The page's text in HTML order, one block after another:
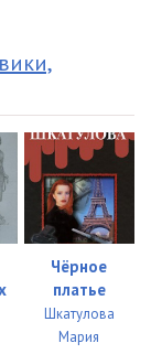
Чёрное
платье
Шкатулова
Мария